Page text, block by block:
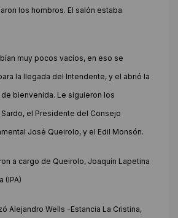
los hombros. El salón estaba
muy pocos vacíos, en eso se
la llegada del Intendente, y el abrió la
bienvenida. Le siguieron los
el Presidente del Consejo
José Queirolo, y el Edil Monsón.
a cargo de Queirolo, Joaquín Lapetina
(IPA)
Alejandro Wells -Estancia La Cristina,